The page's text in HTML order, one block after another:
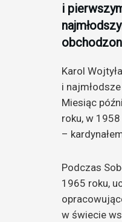
i
Karol
i
Miesiąc
roku, w
–
Podczas
1965 roku,
w świecie